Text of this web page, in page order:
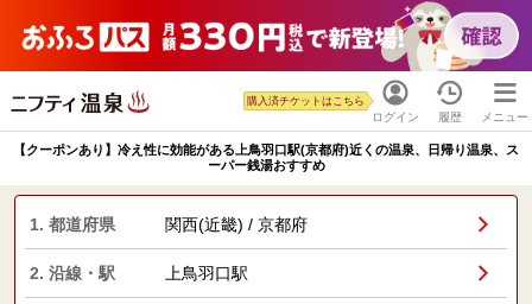
ログイン
購入済チケットはこちら
履歴 メニュー
【クーポンあり】冷え性に効能がある上鳥羽口駅(京都府)近くの温泉、日帰り温泉、ス
ーパー銭湯おすすめ
1. 都道府県 関西(近畿) / 京都府
2. 沿線・駅 上鳥羽口駅